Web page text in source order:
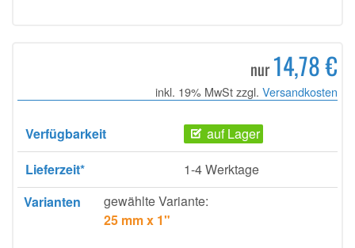
nur14,78 €
inkl. 19% MwSt zzgl. Versandkosten
Verfügbarkeit
auf Lager
Lieferzeit*
1-4 Werktage
Varianten
gewählte Variante:
25 mm x 1"